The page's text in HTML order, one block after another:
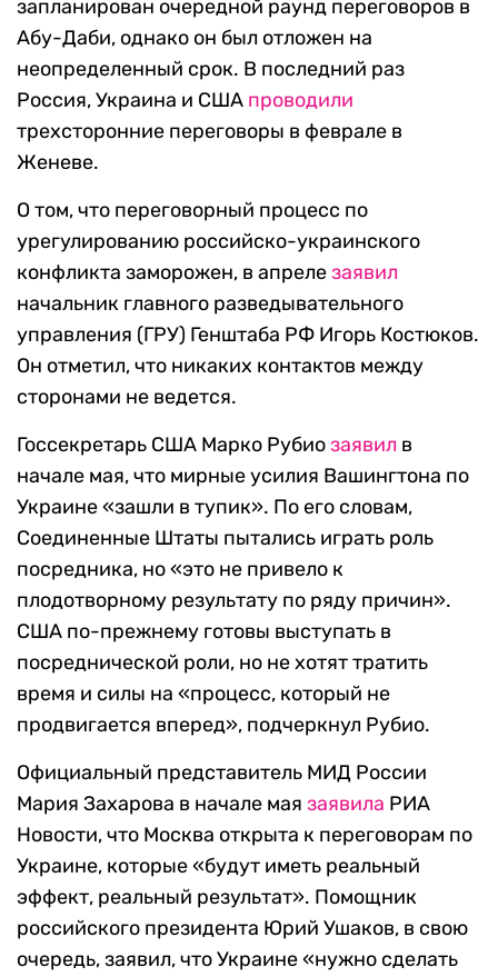
запланирован очередной раунд переговоров в
Абу-Даби, однако он был отложен на
неопределенный срок. В последний раз
Россия, Украина и США проводили
трехсторонние переговоры в феврале в
Женеве.
О том, что переговорный процесс по
урегулированию российско-украинского
конфликта заморожен, в апрелезаявил
начальник главного разведывательного
управления (ГРУ) Генштаба РФ Игорь Костюков.
Он отметил, что никаких контактов между
сторонами не ведется.
Госсекретарь США Марко Рубиозаявил в
начале мая, что мирные усилия Вашингтона по
Украине «зашли в тупик». По его словам,
Соединенные Штаты пытались играть роль
посредника, но «это не привело к
плодотворному результату по ряду причин».
США по-прежнему готовы выступать в
посреднической роли, но не хотят тратить
время и силы на «процесс, который не
продвигается вперед», подчеркнул Рубио.
Официальный представитель МИД России
Мария Захарова в начале мая заявила РИА
Новости, что Москва открыта к переговорам по
Украине, которые «будут иметь реальный
эффект, реальный результат». Помощник
российского президента Юрий Ушаков, в свою
очередь, заявил, что Украине «нужно сделать